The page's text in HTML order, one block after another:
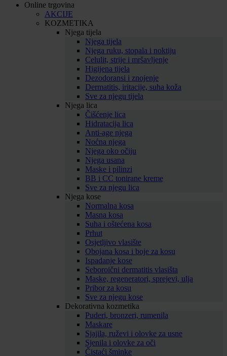
Online trgovina
AKCIJE
KOZMETIKA
Njega tijela
Njega tijela
Njega ruku, stopala i noktiju
Celulit, strije i mršavljenje
Higijena tijela
Dezodoransi i znojenje
Dermatitis, iritacije, suha koža
Sve za njegu tijela
Njega lica
Čišćenje lica
Hidratacija lica
Anti-age njega
Noćna njega
Njega oko očiju
Njega usana
Maske i pilinzi
BB i CC tonirane kreme
Sve za njegu lica
Njega kose
Normalna kosa
Masna kosa
Suha i oštećena kosa
Prhut
Osjetljivo vlasište
Obojana kosa i boje za kosu
Ispadanje kose
Seboroični dermatitis vlasišta
Maske, regeneratori, sprejevi, ulja
Pribor za kosu
Sve za njegu kose
Dekorativna kozmetika
Puderi, bronzeri, rumenila
Maskare
Sjajila, ruževi i olovke za usne
Sjenila i olovke za oči
Čistaći šminke